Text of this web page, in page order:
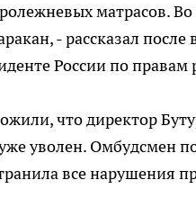
матрасов. Во
- рассказал
России по правам
что директор
уволен. Омбудсмен
все нарушения